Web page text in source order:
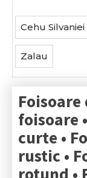
Cehu Silvaniei
Zalau
foisoare
curte •
rustic •